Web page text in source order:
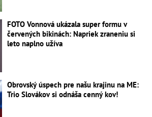
FOTO Vonnová ukázala super formu v
červených bikinách: Napriek zraneniu si
leto naplno užíva
Obrovský úspech pre našu krajinu na ME:
Trio Slovákov si odnáša cenný kov!